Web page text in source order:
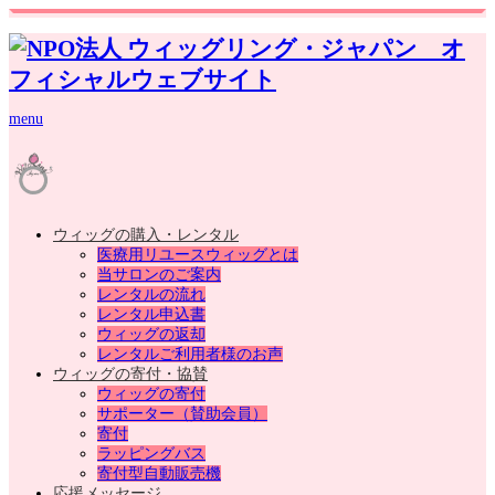
menu
ウィッグの購入・レンタル
医療用リユースウィッグとは
当サロンのご案内
レンタルの流れ
レンタル申込書
ウィッグの返却
レンタルご利用者様のお声
ウィッグの寄付・協賛
ウィッグの寄付
サポーター（賛助会員）
寄付
ラッピングバス
寄付型自動販売機